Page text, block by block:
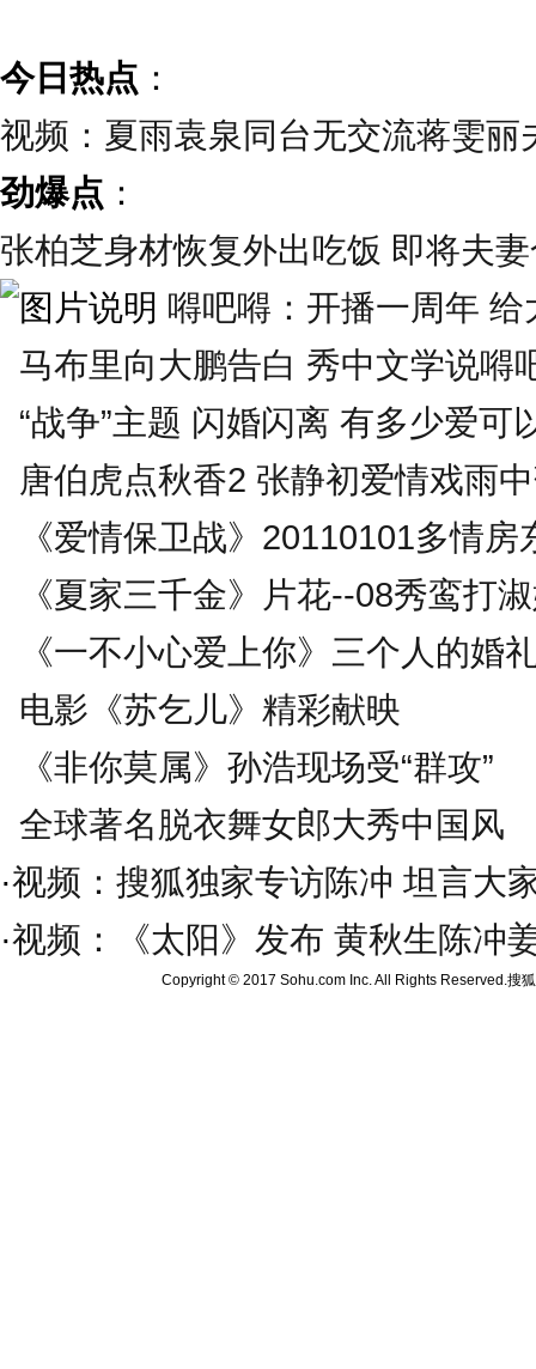
今日热点 ：
视频：夏雨袁泉同台无交流蒋雯丽
劲爆点 ：
张柏芝身材恢复外出吃饭 即将夫
嘚吧嘚：开播一周年 给
马布里向大鹏告白 秀中文学说嘚
“战争”主题 闪婚闪离 有多少爱可
唐伯虎点秋香2 张静初爱情戏雨
《爱情保卫战》20110101多情房
《夏家三千金》片花--08秀鸾打
《一不小心爱上你》三个人的婚
电影《苏乞儿》精彩献映
《非你莫属》孙浩现场受“群攻”
全球著名脱衣舞女郎大秀中国风
·视频：搜狐独家专访陈冲 坦言大
·视频：《太阳》发布 黄秋生陈冲
Copyright © 2017 Sohu.com Inc. All Rights Reserved.搜